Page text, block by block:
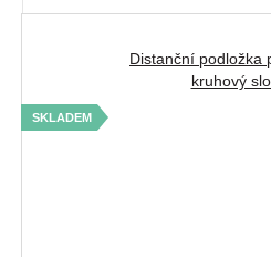
Distanční podložka
kruhový
SKLADEM